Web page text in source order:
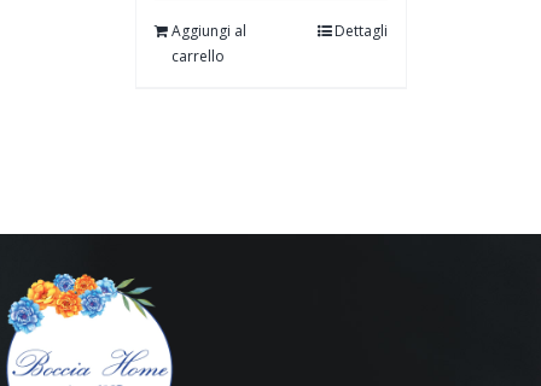
Aggiungi al
carrello
Dettagli